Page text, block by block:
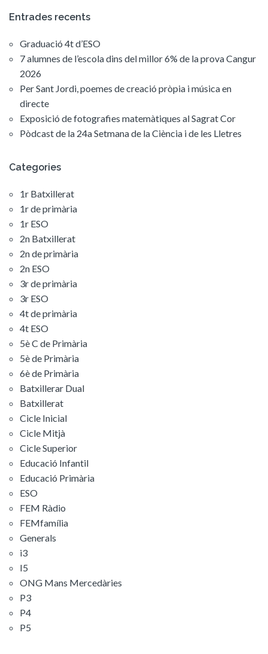
Entrades recents
Graduació 4t d’ESO
7 alumnes de l’escola dins del millor 6% de la prova Cangur
2026
Per Sant Jordi, poemes de creació pròpia i música en
directe
Exposició de fotografies matemàtiques al Sagrat Cor
Pòdcast de la 24a Setmana de la Ciència i de les Lletres
Categories
1r Batxillerat
1r de primària
1r ESO
2n Batxillerat
2n de primària
2n ESO
3r de primària
3r ESO
4t de primària
4t ESO
5è C de Primària
5è de Primària
6è de Primària
Batxillerar Dual
Batxillerat
Cicle Inicial
Cicle Mitjà
Cicle Superior
Educació Infantil
Educació Primària
ESO
FEM Ràdio
FEMfamília
Generals
i3
I5
ONG Mans Mercedàries
P3
P4
P5